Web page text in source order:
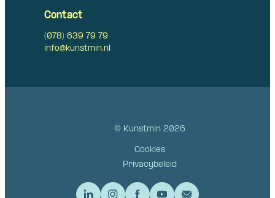
Contact
(078) 639 79 79
info@kunstmin.nl
© Kunstmin 2026
Cookies
Privacybeleid